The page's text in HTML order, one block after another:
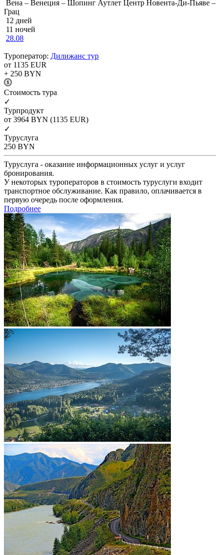
Вена – Венеция – Шопинг Аутлет Центр Новента-Ди-Пьяве –
Грац
12 дней
11 ночей
28.08
Туроператор: Дилижанс тур
от 1135 EUR
+ 250 BYN
Cтоимость тура
✓
Турпродукт
от 3964 BYN (1135 EUR)
✓
Туруслуга
250 BYN
Туруслуга - оказание информационных услуг и услуг
бронирования.
У некоторых туроператоров в стоимость туруслуги входит
транспортное обслуживание. Как правило, оплачивается в
первую очередь после оформления.
Подробнее